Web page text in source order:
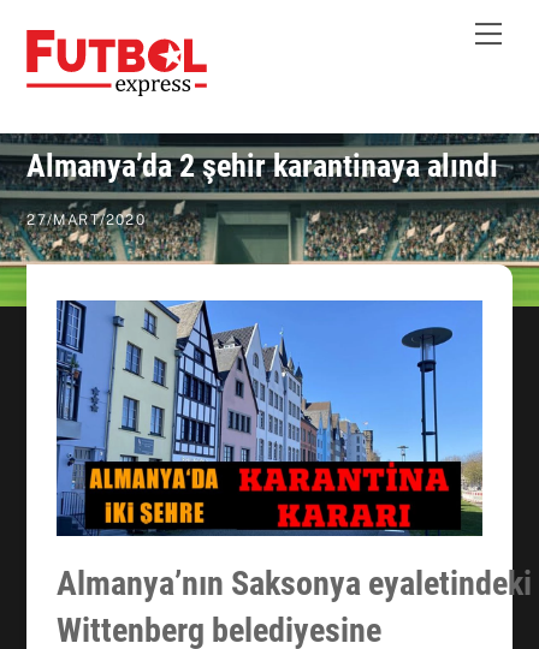
content
Almanya’da 2 şehir karantinaya alındı
27/MART/2020
Almanya’nın Saksonya eyaletindeki
Wittenberg belediyesine